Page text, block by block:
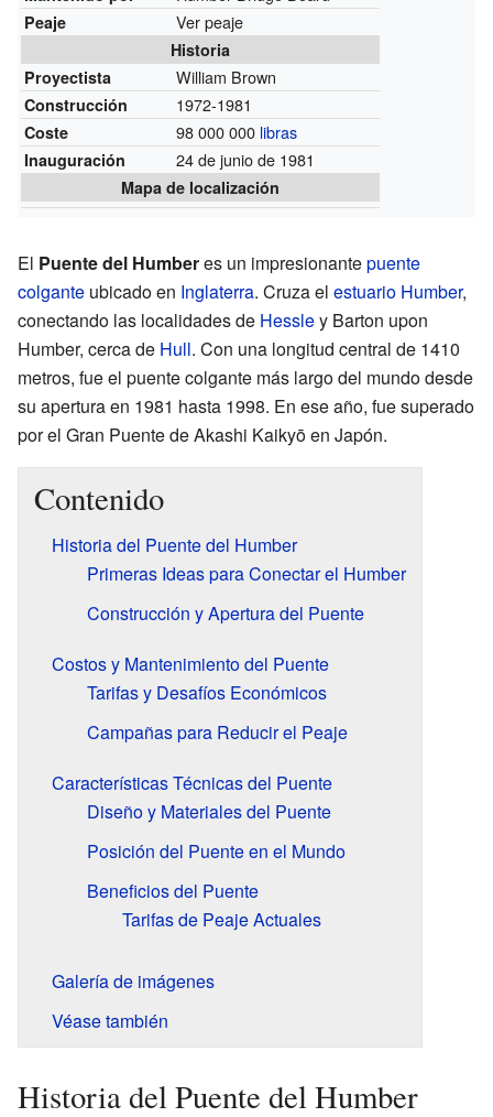
Peaje Ver peaje
Historia
Proyectista
William Brown
Construcción 1972-1981
Coste 98 000 000 libras
Inauguración 24 de junio de 1981
Mapa de localización
El Puente del Humberes un impresionantepuente
colgante ubicado en Inglaterra. Cruza el estuario Humber,
conectando las localidades de Hessley Barton upon
Humber, cerca de Hull. Con una longitud central de 1410
metros, fue el puente colgante más largo del mundo desde
su apertura en 1981 hasta 1998. En ese año, fue superado
por el Gran Puente de Akashi Kaikyō en Japón.
Contenido
Historia del Puente del Humber
Primeras Ideas para Conectar el Humber
Construcción y Apertura del Puente
Costos y Mantenimiento del Puente
Tarifas y Desafíos Económicos
Campañas para Reducir el Peaje
Características Técnicas del Puente
Diseño y Materiales del Puente
Posición del Puente en el Mundo
Beneficios del Puente
Tarifas de Peaje Actuales
Galería de imágenes
Véase también
Historia del Puente del Humber